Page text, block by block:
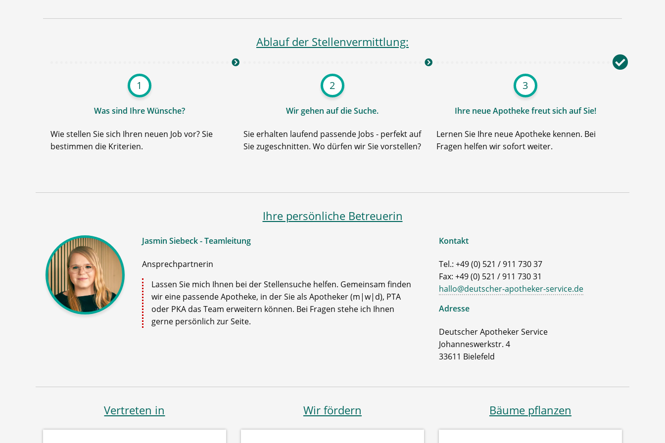
Ablauf der Stellenvermittlung:
1
Was sind Ihre Wünsche?
Wie stellen Sie sich Ihren neuen Job vor? Sie
bestimmen die Kriterien.
2
Wir gehen auf die Suche.
Sie erhalten laufend passende Jobs - perfekt auf
Sie zugeschnitten. Wo dürfen wir Sie vorstellen?
3
Ihre neue Apotheke freut sich auf Sie!
Lernen Sie Ihre neue Apotheke kennen. Bei
Fragen helfen wir sofort weiter.
Ihre persönliche Betreuerin
Jasmin Siebeck - Teamleitung
Ansprechpartnerin
Lassen Sie mich Ihnen bei der Stellensuche helfen. Gemeinsam finden
wir eine passende Apotheke, in der Sie als Apotheker (m|w|d), PTA
oder PKA das Team erweitern können. Bei Fragen stehe ich Ihnen
gerne persönlich zur Seite.
Kontakt
Tel.: +49 (0) 521 / 911 730 37
Fax: +49 (0) 521 / 911 730 31
hallo@deutscher-apotheker-service.de
Adresse
Deutscher Apotheker Service
Johanneswerkstr. 4
33611 Bielefeld
Vertreten in Wir fördern Bäume pflanzen